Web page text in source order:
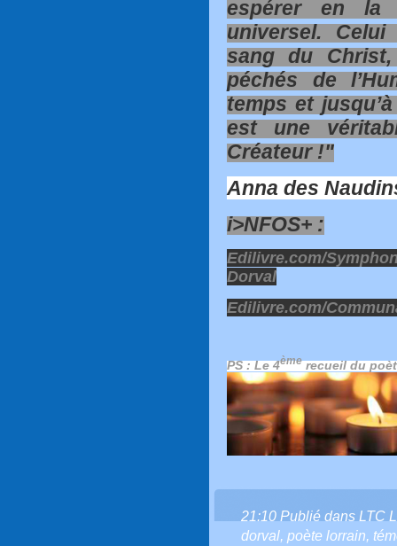
espérer en la
universel.
sang du
péchés de
temps et
est une
Créateur !"
Anna des
i>NFOS+ :
Edilivre.com/
Dorval
Edilivre.com/
PS : Le 4èmerecueil du
21:10 Publié dans LTC
dorval, poète lorrain,